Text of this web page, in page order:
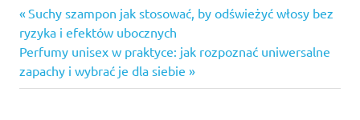
Nawigacja
wpisu
Previous
Post:
Suchy szampon jak stosować, by odświeżyć włosy bez
ryzyka i efektów ubocznych
Next
Post:
Perfumy unisex w praktyce: jak rozpoznać uniwersalne
zapachy i wybrać je dla siebie